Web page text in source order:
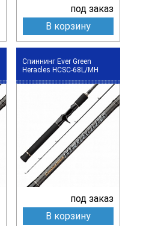
под заказ
В корзину
Спиннинг Ever Green
Heracles HCSC-68L/MH
под заказ
В корзину